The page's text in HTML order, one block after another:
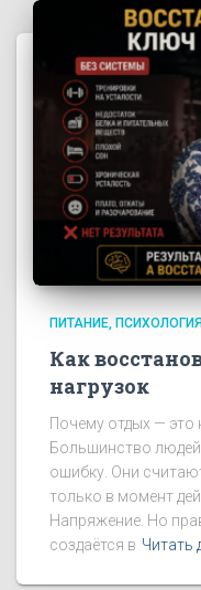
ПИТАНИЕ
Как
нагрузок
Почему отдых — это
Большинство людей
ошибку. Они
только в момент
Напряжение. Но
создаётся в Читать